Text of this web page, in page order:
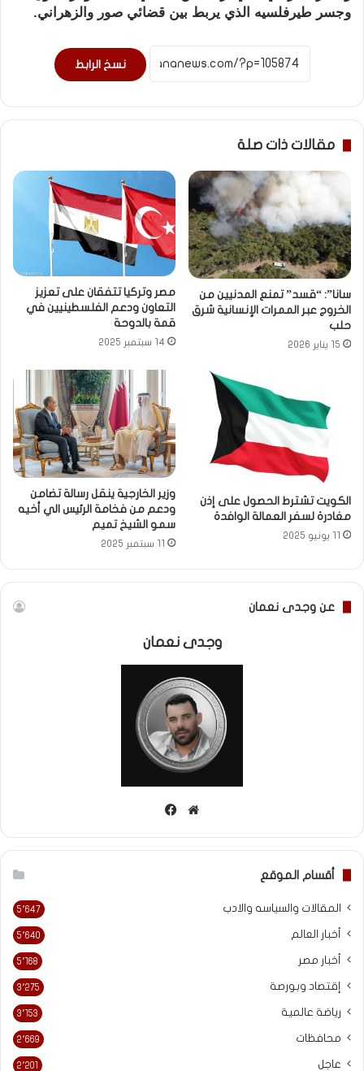
وجسر طيرفلسيه الذي يربط بين قضائي صور والزهراني.
نسخ الرابط
مقالات ذات صلة
سانا”: “قسد” تمنع المدنيين من
الخروج عبر الممرات الإنسانية شرق
حلب
15 يناير 2026
مصر وتركيا تتفقان على تعزيز
التعاون ودعم الفلسطينيين في
قمة بالدوحة
14 سبتمبر 2025
الكويت تشترط الحصول على إذن
مغادرة لسفر العمالة الوافدة
11 يونيو 2025
وزير الخارجية ينقل رسالة تضامن
ودعم من فخامة الرئيس الي أخيه
سمو الشيخ تميم
11 سبتمبر 2025
عن وجدى نعمان
وجدى نعمان
موقع
أقسام الموقع
المقالات والسياسه والادب 5٬647
أخبار العالم 5٬640
أخبار مصر 5٬168
إقتصاد وبورصة 3٬275
رياضة عالمية 3٬153
محافظات 2٬669
عاجل 2٬201